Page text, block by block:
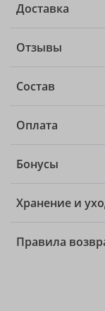
Доставка
Отзывы
Состав
Оплата
Бонусы
Хранение и
Правила